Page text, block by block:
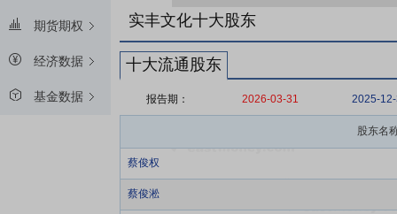
期货期权
经济数据
基金数据
实丰文化十大股东
十大流通股东
报告期： 2026-03-31 2025-
股东名
蔡俊权
蔡俊淞